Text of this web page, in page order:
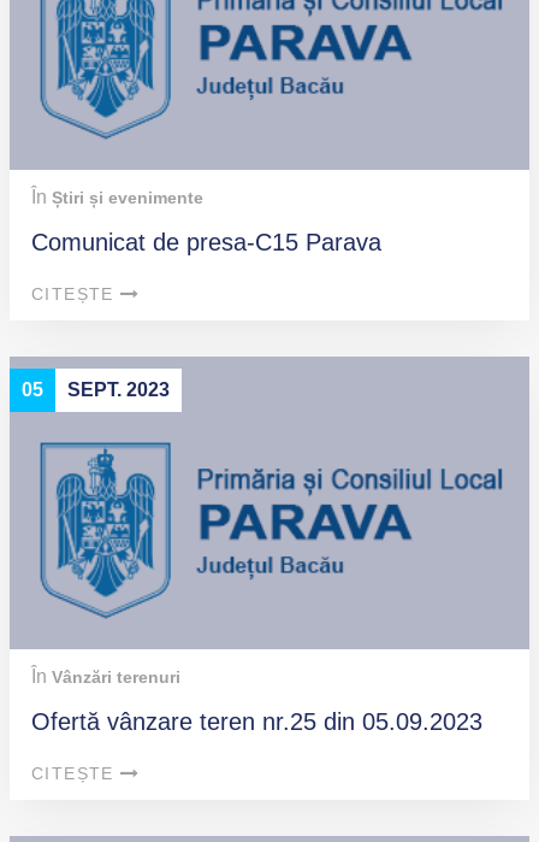
În Știri și evenimente
Comunicat de presa-C15 Parava
CITEȘTE
05 SEPT. 2023
În Vânzări terenuri
Ofertă vânzare teren nr.25 din 05.09.2023
CITEȘTE